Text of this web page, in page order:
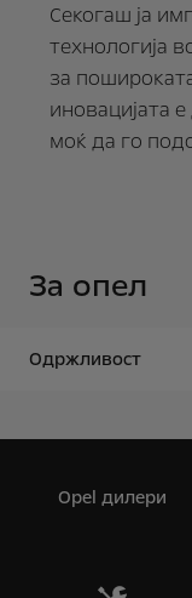
Секогаш ја
технологија
за
иновацијата
моќ да го
За опел
Одржливост
Opel дилери